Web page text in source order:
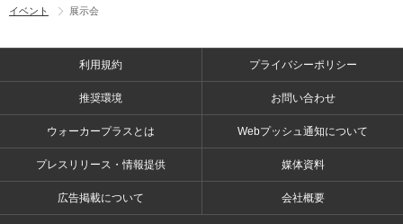
イベント
展示会
利用規約 プライバシーポリシー
推奨環境 お問い合わせ
ウォーカープラスとは Webプッシュ通知について
プレスリリース・情報提供 媒体資料
広告掲載について 会社概要